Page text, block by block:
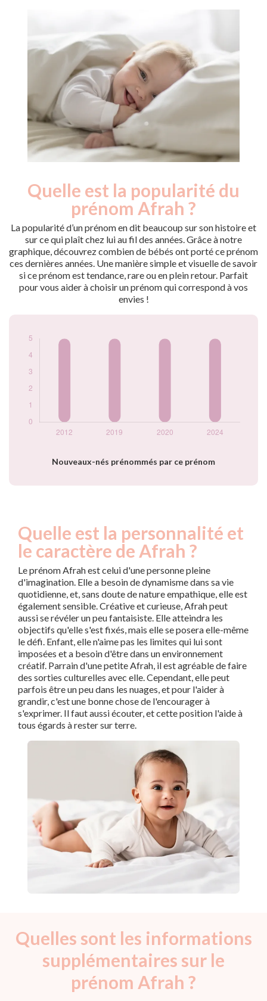
Quelle est la popularité du
prénom Afrah ?
La popularité d’un prénom en dit beaucoup sur son histoire et
sur ce qui plaît chez lui au fil des années. Grâce à notre
graphique, découvrez combien de bébés ont porté ce prénom
ces dernières années. Une manière simple et visuelle de savoir
si ce prénom est tendance, rare ou en plein retour. Parfait
pour vous aider à choisir un prénom qui correspond à vos
envies !
Nouveaux-nés prénommés par ce prénom
Popularité du
prénom Afrah par
année
Année
Nouveaux-
nés
2019
5
2020
5
2024
5
Quelle est la personnalité et
le caractère de Afrah ?
Le prénom Afrah est celui d'une personne pleine
d'imagination. Elle a besoin de dynamisme dans sa vie
quotidienne, et, sans doute de nature empathique, elle est
également sensible. Créative et curieuse, Afrah peut
aussi se révéler un peu fantaisiste. Elle atteindra les
objectifs qu'elle s'est fixés, mais elle se posera elle-même
le défi. Enfant, elle n'aime pas les limites qui lui sont
imposées et a besoin d'être dans un environnement
créatif. Parrain d'une petite Afrah, il est agréable de faire
des sorties culturelles avec elle. Cependant, elle peut
parfois être un peu dans les nuages, et pour l'aider à
grandir, c'est une bonne chose de l'encourager à
s'exprimer. Il faut aussi écouter, et cette position l'aide à
tous égards à rester sur terre.
Quelles sont les informations
supplémentaires sur le
prénom Afrah ?